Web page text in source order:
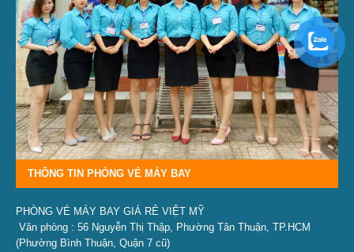
THÔNG TIN PHÒNG VÉ MÁY BAY
PHÒNG VÉ MÁY BAY GIÁ RẺ VIỆT MỸ
Văn phòng : 56 Nguyễn Thị Thập, Phường Tân Thuận, TP.HCM
(Phường Bình Thuận, Quận 7 cũ)